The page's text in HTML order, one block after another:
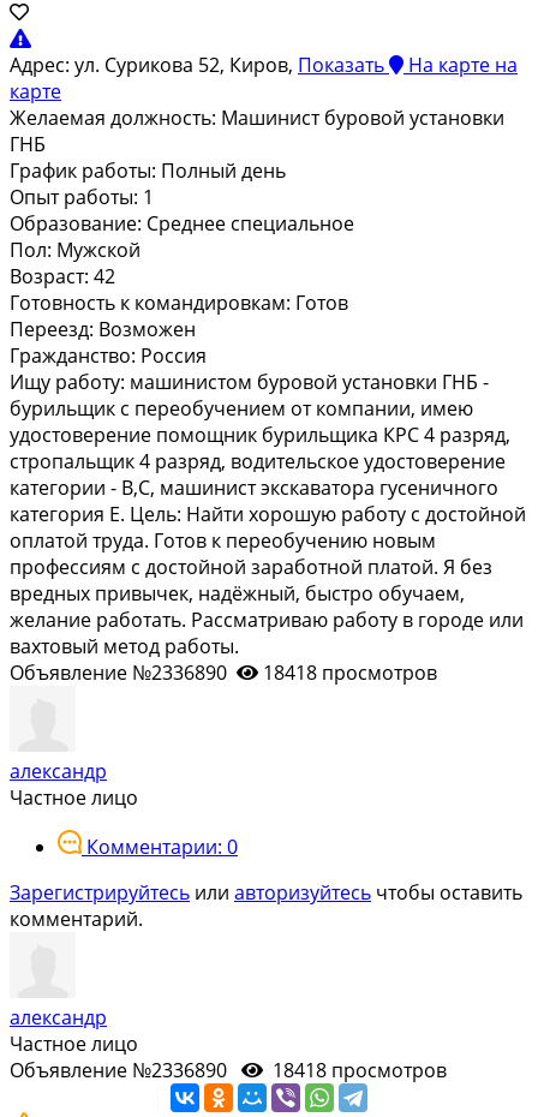
Адрес: ул. Сурикова 52, Киров, Показать На карте на
карте
Желаемая должность: Машинист буровой установки
ГНБ
График работы: Полный день
Опыт работы: 1
Образование: Среднее специальное
Пол: Мужской
Возраст: 42
Готовность к командировкам: Готов
Переезд: Возможен
Гражданство: Россия
Ищу работу: машинистом буровой установки ГНБ -
бурильщик с переобучением от компании, имею
удостоверение помощник бурильщика КРС 4 разряд,
стропальщик 4 разряд, водительское удостоверение
категории - B,C, машинист экскаватора гусеничного
категория Е. Цель: Найти хорошую работу с достойной
оплатой труда. Готов к переобучению новым
профессиям с достойной заработной платой. Я без
вредных привычек, надёжный, быстро обучаем,
желание работать. Рассматриваю работу в городе или
вахтовый метод работы.
Объявление №2336890
18418 просмотров
александр
Частное лицо
Комментарии: 0
Зарегистрируйтесь или авторизуйтесь чтобы оставить
комментарий.
александр
Частное лицо
Объявление №2336890
18418 просмотров